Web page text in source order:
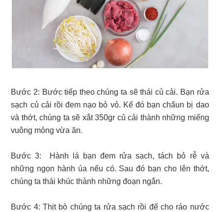
Bước 2: Bước tiếp theo chúng ta sẽ thái củ cải. Bạn rửa
sạch củ cải rồi đem nạo bỏ vỏ. Kế đó bạn chẩun bị dao
và thớt, chúng ta sẽ xắt 350gr củ cải thành những miếng
vuông mỏng vừa ăn.
Bước 3: Hành lá bạn đem rửa sạch, tách bỏ rễ và
những ngọn hành úa nếu có. Sau đó bạn cho lên thớt,
chúng ta thái khúc thành những đoạn ngắn.
Bước 4: Thịt bò chúng ta rửa sạch rồi để cho ráo nước